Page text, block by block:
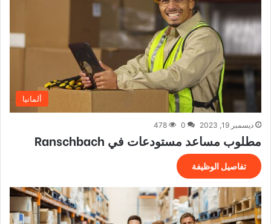
ألمانيا
ديسمبر 19, 2023 0
478
مطلوب مساعد مستودعات في Ranschbach
تفاصيل الوظيفة